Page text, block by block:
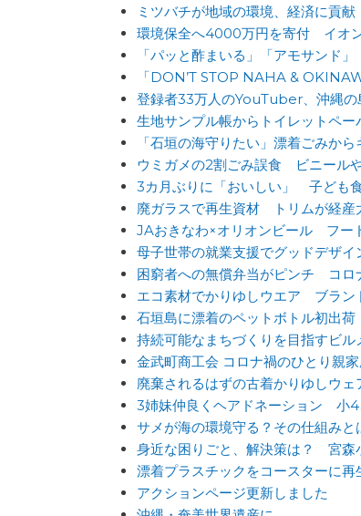
ミツバチが地域の環境、経済に貢
環境保全へ4000万円を寄付 イオ
「パッと酢まいる」「アモサンド
「DON’T STOP NAHA &
登録者33万人のYouTuber、沖縄
生地サンプル帳からトイレットペ
「石垣の海守りたい」漂着ごみか
ウミガメの2割ごみ誤食 ビニール
3カ月ぶりに「おいしい」 子ども
廃ガラスで再生資材 トリムが経産
JAおきなわ×オリオンビール フー
母子世帯の就業支援でグッドデザ
困窮者への無償弁当がピンチ コ
エコ素材でかりゆしウエア ブラ
石垣島に漂着のペットボトル初出
持続可能なまちづくりを目指すビ
金武町商工会 コロナ禍のひとり親
廃棄されるはずの古着かりゆしウ
3姉妹仲良くヘアドネーション 小
サメが海の環境守る？その仕組み
身近な困りごと、解決策は？ 宮森
漂着プラスチックをコースターに再
アクションページ更新しました